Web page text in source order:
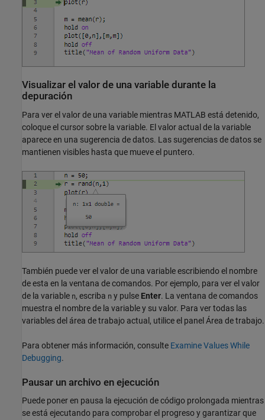
Visualizar el valor de una variable durante la
depuración
Para ver el valor de una variable mientras MATLAB está detenido,
coloque el cursor sobre la variable. El valor actual de la variable
aparece en una sugerencia de datos. Las sugerencias de datos se
mantienen visibles hasta que mueve el puntero.
También puede ver el valor de una variable escribiendo el nombre
de esta en la ventana de comandos. Por ejemplo, para ver el valor
de la variable n, escriba n y pulse Enter. La ventana de comandos
muestra el nombre de la variable y su valor. Para ver todas las
variables del área de trabajo actual, utilice el panel Área de trabajo.
Para obtener más información, consulte Examine Values While
Debugging.
Pausar un archivo en ejecución
Puede poner en pausa la ejecución de código prolongada mientras
se está ejecutando para comprobar el progreso y garantizar que